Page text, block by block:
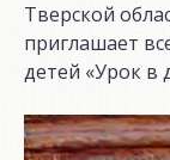
Тверской
приглашает
детей «Урок в